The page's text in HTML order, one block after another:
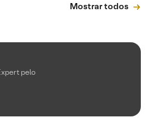
Mostrar todos
pelo